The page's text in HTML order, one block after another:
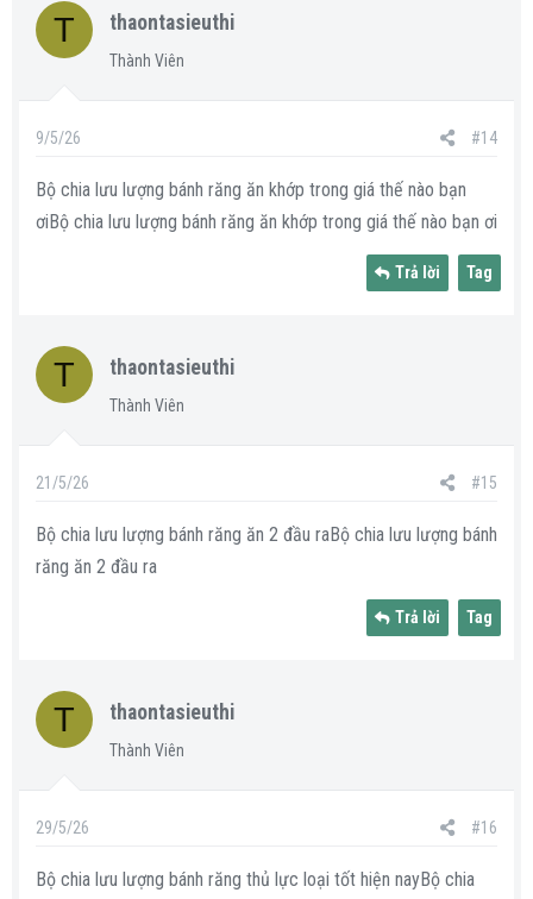
T thaontasieuthi
Thành Viên
9/5/26 #14
Bộ chia lưu lượng bánh răng ăn khớp trong giá thế nào bạn
ơiBộ chia lưu lượng bánh răng ăn khớp trong giá thế nào bạn ơi
Trả lời Tag
T thaontasieuthi
Thành Viên
21/5/26 #15
Bộ chia lưu lượng bánh răng ăn 2 đầu raBộ chia lưu lượng bánh
răng ăn 2 đầu ra
Trả lời Tag
T thaontasieuthi
Thành Viên
29/5/26 #16
Bộ chia lưu lượng bánh răng thủ lực loại tốt hiện nayBộ chia